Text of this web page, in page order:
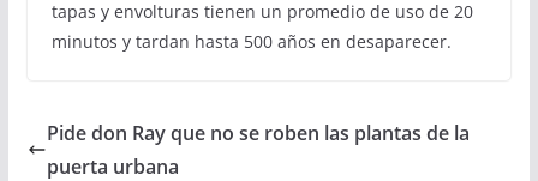
tapas y envolturas tienen un promedio de uso de 20
minutos y tardan hasta 500 años en desaparecer.
Pide don Ray que no se roben las plantas de la
puerta urbana